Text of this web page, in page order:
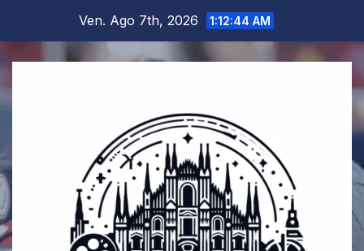
contenuto
Ven. Ago 7th, 2026 1:12:45 AM